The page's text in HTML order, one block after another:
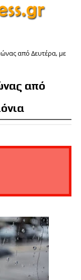
από Δευτέρα, με
από